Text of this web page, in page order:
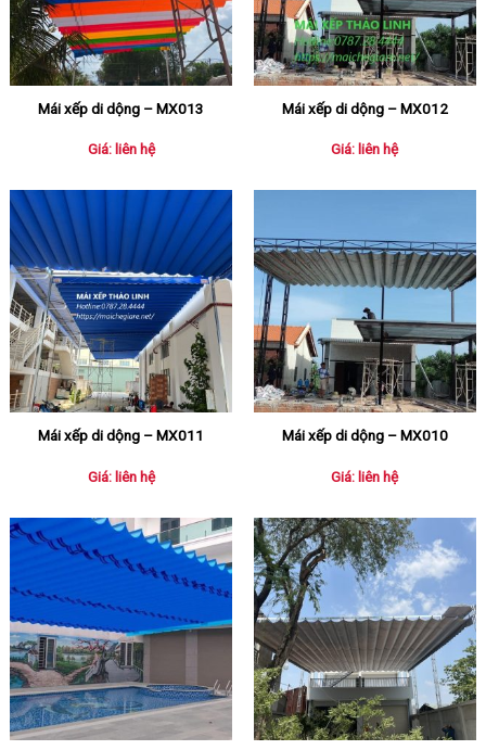
Mái xếp di dộng – MX013
Giá: liên hệ
Mái xếp di dộng – MX012
Giá: liên hệ
Mái xếp di dộng – MX011
Giá: liên hệ
Mái xếp di dộng – MX010
Giá: liên hệ